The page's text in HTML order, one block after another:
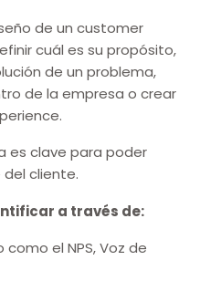
de un customer
cuál es su propósito,
de un problema,
de la empresa o crear
es clave para poder
cliente.
a través de:
el NPS, Voz de